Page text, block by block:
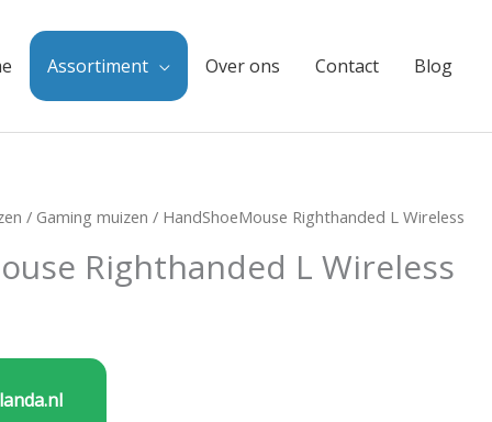
Assortiment Over ons Contact Blog
/ Gaming muizen / HandShoeMouse Righthanded L Wireless
Righthanded L Wireless